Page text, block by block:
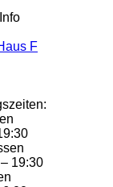
F
19:30